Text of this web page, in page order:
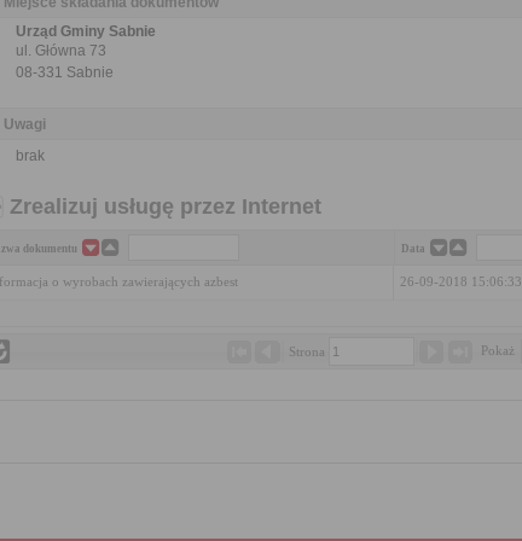
Urząd Gminy Sabnie
ul. Główna 73
08-331 Sabnie
Uwagi
brak
Zrealizuj usługę przez Internet
dokumentu Data
o wyrobach zawierających azbest 26-09-2018 15:06:33
Strona Pokaż